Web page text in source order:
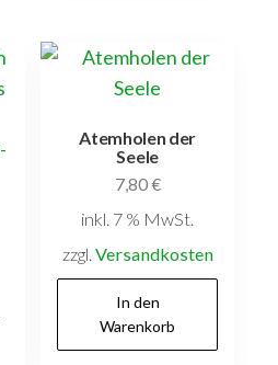
Atemholen der
Seele
7,80€
inkl. 7 % MwSt.
zzgl. Versandkosten
In den
Warenkorb